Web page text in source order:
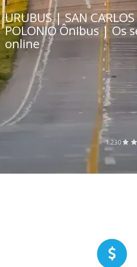
URUBUS | SAN
POLONIO Ônibus | Os
online
1.230